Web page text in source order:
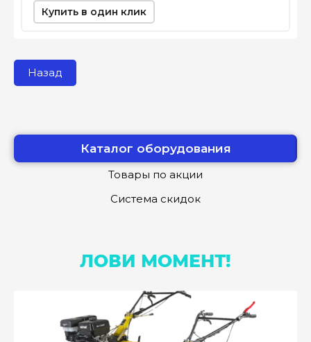
Каталог оборудования
Товары по акции
Система скидок
ЛОВИ МОМЕНТ!
Купить в один клик
Назад